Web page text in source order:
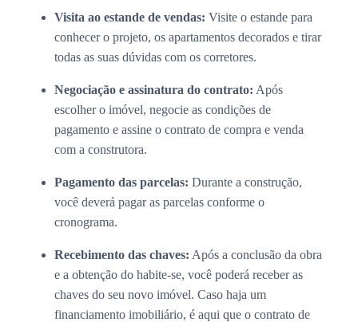
Visita ao estande de vendas: Visite o estande para
conhecer o projeto, os apartamentos decorados e tirar
todas as suas dúvidas com os corretores.
Negociação e assinatura do contrato: Após
escolher o imóvel, negocie as condições de
pagamento e assine o contrato de compra e venda
com a construtora.
Pagamento das parcelas: Durante a construção,
você deverá pagar as parcelas conforme o
cronograma.
Recebimento das chaves: Após a conclusão da obra
e a obtenção do habite-se, você poderá receber as
chaves do seu novo imóvel. Caso haja um
financiamento imobiliário, é aqui que o contrato de